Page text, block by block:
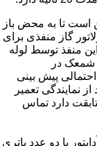
تا به محض باز
گاز منفذی برای
منفذ توسط لوله
شمعک در
پیش بینی
نمایندگی تعمیر
دارد تماس
یا دو عدد باتری